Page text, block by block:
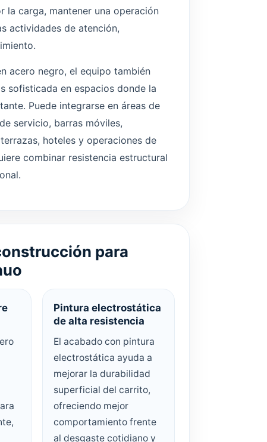
la carga, mantener una operación
actividades de atención,
acero negro, el equipo también
sofisticada en espacios donde la
Puede integrarse en áreas de
servicio, barras móviles,
hoteles y operaciones de
combinar resistencia estructural
para
Pintura electrostática
de alta resistencia
El acabado con pintura
electrostática ayuda a
mejorar la durabilidad
superficial del carrito,
ofreciendo mejor
comportamiento frente
al desgaste cotidiano y